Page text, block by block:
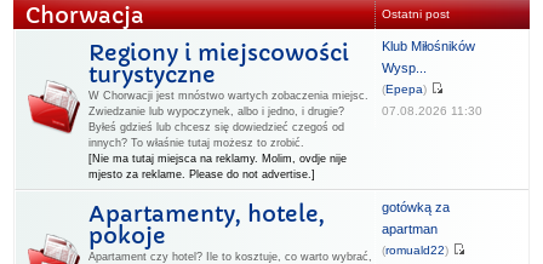
Chorwacja Ostatni post
Regiony i miejscowości
turystyczne
W Chorwacji jest mnóstwo wartych zobaczenia miejsc.
Zwiedzanie lub wypoczynek, albo i jedno, i drugie?
Byłeś gdzieś lub chcesz się dowiedzieć czegoś od
innych? To właśnie tutaj możesz to zrobić.
[Nie ma tutaj miejsca na reklamy. Molim, ovdje nije
mjesto za reklame. Please do not advertise.]
Klub Miłośników
Wysp...
(Epepa)
07.08.2026 11:30
Apartamenty, hotele,
pokoje
Apartament czy hotel? Ile to kosztuje, co warto wybrać,
gotówką za
apartman
(romuald22)